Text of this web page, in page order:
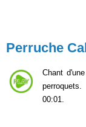
Perruche
Chant
00:01.